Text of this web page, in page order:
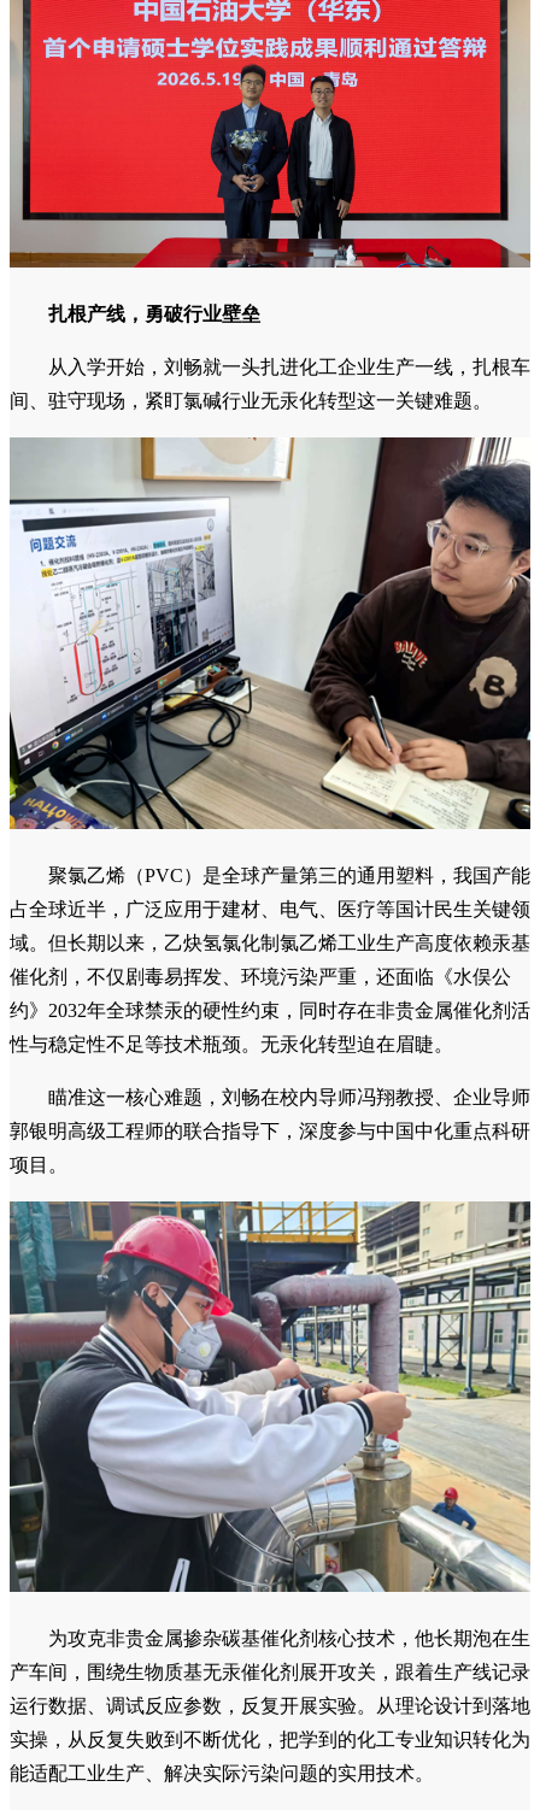
扎根产线，勇破行业壁垒
从入学开始，刘畅就一头扎进化工企业生产一线，扎根车
间、驻守现场，紧盯氯碱行业无汞化转型这一关键难题。
聚氯乙烯（PVC）是全球产量第三的通用塑料，我国产能
占全球近半，广泛应用于建材、电气、医疗等国计民生关键领
域。但长期以来，乙炔氢氯化制氯乙烯工业生产高度依赖汞基
催化剂，不仅剧毒易挥发、环境污染严重，还面临《水俣公
约》2032年全球禁汞的硬性约束，同时存在非贵金属催化剂活
性与稳定性不足等技术瓶颈。无汞化转型迫在眉睫。
瞄准这一核心难题，刘畅在校内导师冯翔教授、企业导师
郭银明高级工程师的联合指导下，深度参与中国中化重点科研
项目。
为攻克非贵金属掺杂碳基催化剂核心技术，他长期泡在生
产车间，围绕生物质基无汞催化剂展开攻关，跟着生产线记录
运行数据、调试反应参数，反复开展实验。从理论设计到落地
实操，从反复失败到不断优化，把学到的化工专业知识转化为
能适配工业生产、解决实际污染问题的实用技术。